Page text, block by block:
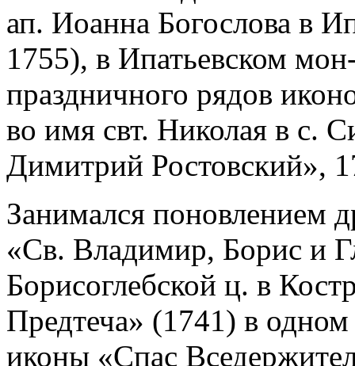
ап. Иоанна Богослова в
1755), в Ипатьевском
праздничного рядов
во имя свт. Николая в с.
Димитрий Ростовский»,
Занимался поновлением
«Св. Владимир, Борис и
Борисоглебской ц. в
Предтеча» (1741) в
иконы «Спас